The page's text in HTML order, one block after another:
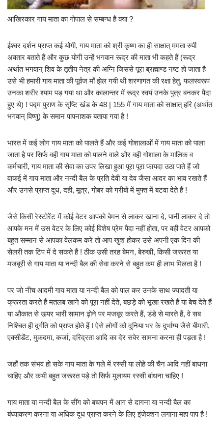
आखिरकार गाय माता का गोपाल से सम्बन्ध है क्या ?
ईश्वर दर्शन प्राप्त कई योगी, गाय माता को श्री कृष्ण का ही साक्षात् ममता रुपी
अवतार बताते हैं और कुछ योगी उन्हें भगवान रूद्र की माता भी कहते हैं (रूद्र
अर्थात भगवान् शिव के तृतीय नेत्र की अग्नि जिससे पूरा ब्रह्माण्ड नष्ट हो जाता है
उसे भी हमारी गाय माता की पूर्वज माँ झेल गयी थी शरणागत की रक्षा हेतु, फलस्वरूप
उनका शरीर श्याम पड़ गया था और कालान्तर में रूद्र स्वयं उनके पुत्र बनकर पैदा
हुए थे) ! पद्म पुराण के सृष्टि खंड के 48 | 155 में गाय माता को साक्षात् हरि (अर्थात
भगवान् विष्णु) के समान पापनाशक बताया गया है !
भारत में कई लोग गाय माता को पालते हैं और कई गोशालाओं में गाय माता को पाला
जाता है पर सिर्फ वही गाय माता को पालने वाले और वही गोशाला के मालिक व
कर्मचारी, गाय माता की सेवा का उपर लिखा हुआ पूरा पूरा फायदा उठा पाते हैं जो
वाकई में गाय माता और नन्दी बैल के प्रति देवी या देव जैसा आदर का भाव रखते हैं
और उनसे प्राप्त दूध, दही, मूत्र, गोबर को गरीबों में मुफ्त में बटवा देते हैं !
जैसे किसी रेस्टोरेंट में कोई वेटर आपको बेमन से लाकर खाना दे, पानी लाकर दे तो
आपके मन में उस वेटर के लिए कोई विशेष प्रेम पैदा नहीं होता, पर वही वेटर आपको
बहुत सम्मान से आपका वेलकम करे तो आप खुश होकर उसे अपनी एक दिन की
सेलरी तक टिप में दे सकते हैं ! ठीक उसी तरह बेमन, बेरुखी, किसी जरूरत या
मजबूरी से गाय माता या नन्दी बैल की सेवा करने से बहुत कम ही लाभ मिलता है !
पर जो नीच आदमी गाय माता या नन्दी बैल को पाल कर उनके साथ ज्यादती या
क्रूरता करते हैं मतलब खाने को पूरा नहीं देते, बछड़े को भूखा रखते हैं या बेच देते हैं
या औकात से ऊपर भारी सामान ढ़ोने पर मजबूर करते हैं, डंडे से मारते हैं, वे सब
निश्चित ही दुर्गति को प्राप्त होते हैं ! ऐसे लोगों को दुनिया भर के दुर्भाग्य जैसे बीमारी,
एक्सीडेंट, मुकदमा, कर्जा, दरिद्रता आदि का देर सवेर सामना करना ही पड़ता है !
जहाँ तक संभव हो सके गाय माता के गले में रस्सी या लोहे की चैन आदि नहीं बाधना
चाहिए और कभी बहुत जरूरत पड़े तो सिर्फ मुलायम रस्सी बांधना चाहिए !
गाय माता या नन्दी बैल के सींग को बचपन में आग से दागना या नन्दी बैल का
बंध्याकरण करना या अधिक दूध प्राप्त करने के लिए इंजेक्शन लगाना महा पाप है !